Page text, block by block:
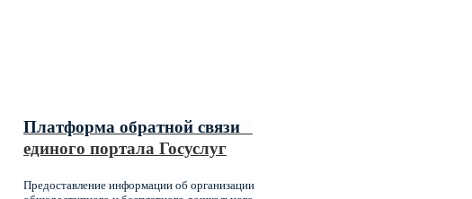
Платформа обратной связи
единого портала Госуслуг
Предоставление информации об организации